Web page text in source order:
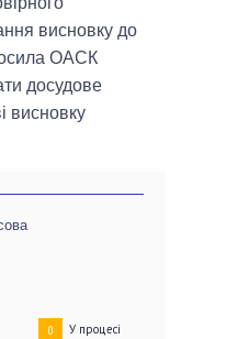
висновку до
ОАСК
досудове
висновку
0 У процесі